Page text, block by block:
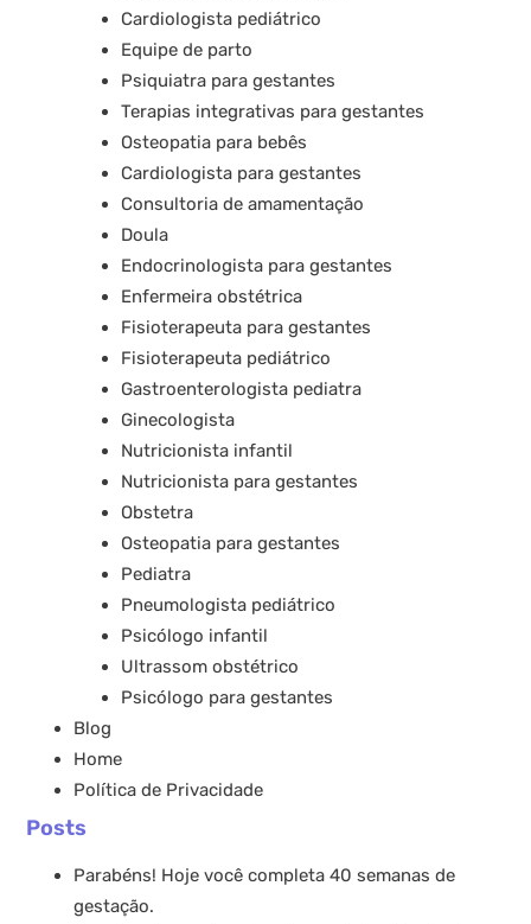
Cardiologista pediátrico
Equipe de parto
Psiquiatra para gestantes
Terapias integrativas para gestantes
Osteopatia para bebês
Cardiologista para gestantes
Consultoria de amamentação
Doula
Endocrinologista para gestantes
Enfermeira obstétrica
Fisioterapeuta para gestantes
Fisioterapeuta pediátrico
Gastroenterologista pediatra
Ginecologista
Nutricionista infantil
Nutricionista para gestantes
Obstetra
Osteopatia para gestantes
Pediatra
Pneumologista pediátrico
Psicólogo infantil
Ultrassom obstétrico
Psicólogo para gestantes
Blog
Home
Política de Privacidade
Posts
Parabéns! Hoje você completa 40 semanas de
gestação.